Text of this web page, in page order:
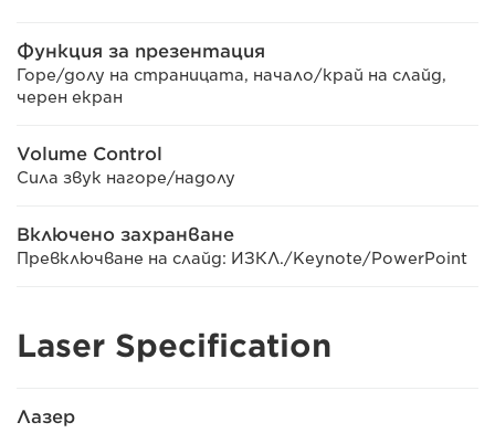
Функция за презентация
Горе/долу на страницата, начало/край на слайд,
черен екран
Volume Control
Сила звук нагоре/надолу
Включено захранване
Превключване на слайд: ИЗКЛ./Keynote/PowerPoint
Laser Specification
Лазер